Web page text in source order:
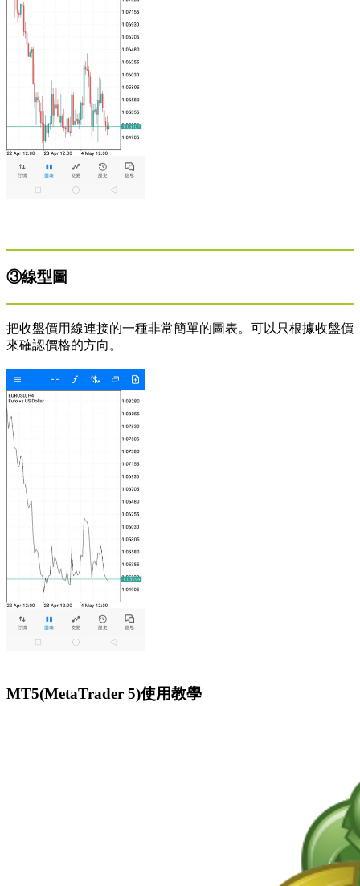
③線型圖
把收盤價用線連接的一種非常簡單的圖表。可以只根據收盤價
來確認價格的方向。
MT5(MetaTrader 5)使用教學